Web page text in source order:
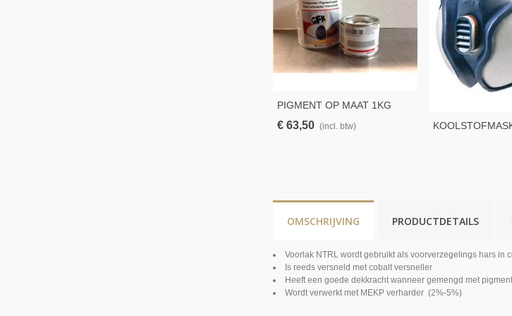
PIGMENT OP MAAT 1KG
€ 63,50 (incl. btw)
OMSCHRIJVING PRODUCTDETAILS
Voorlak NTRL wordt gebruikt als voorverzegelings hars in
Is reeds versneld met cobalt versneller
Heeft een goede dekkracht wanneer gemengd met
Wordt verwerkt met MEKP verharder (2%-5%)